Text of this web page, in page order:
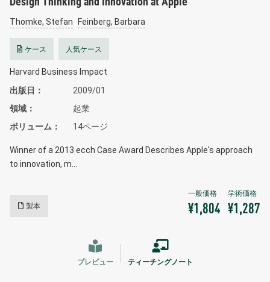
Thomke, Stefan Feinberg, Barbara
ケース 人気ケース
Harvard Business Impact
出版日
2009/01
領域
起業
ボリューム
14ページ
Winner of a 2013 ecch Case Award Describes Apple's approach
to innovation, m…
製本 ¥1,804 ¥1,287
プレビュー ティーチングノート